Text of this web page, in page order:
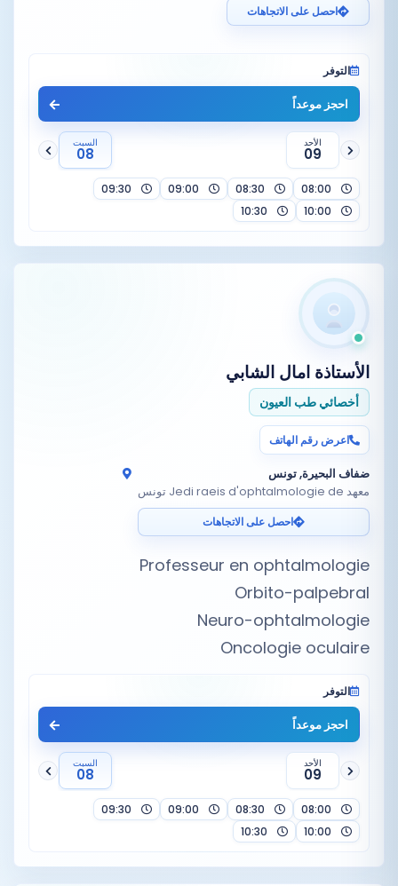
احصل على الاتجاهات
التوفر
احجز موعداً
الأحد
09
السبت
08
الأستاذة امال الشابي
أخصائي طب العيون
اعرض رقم الهاتف
ضفاف البحيرة, تونس
معهد Jedi raeis d'ophtalmologie de تونس
احصل على الاتجاهات
Oncologie oculaire
التوفر
احجز موعداً
الأحد
09
السبت
08